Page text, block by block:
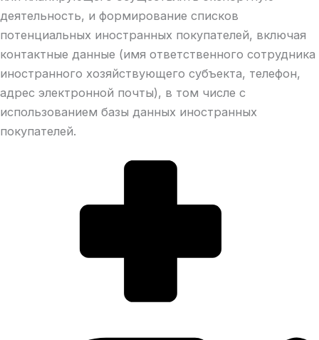
деятельность, и формирование списков
потенциальных иностранных покупателей, включая
контактные данные (имя ответственного сотрудника
иностранного хозяйствующего субъекта, телефон,
адрес электронной почты), в том числе с
использованием базы данных иностранных
покупателей.